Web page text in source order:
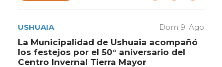
USHUAIA Dom 9. Ago
La Municipalidad de Ushuaia acompañó
los festejos por el 50° aniversario del
Centro Invernal Tierra Mayor